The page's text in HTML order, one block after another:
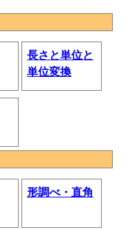
長さと単位と
単位変換
形調べ・直角